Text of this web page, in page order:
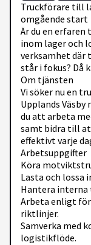
Truckförare till
omgående start
Är du en
inom lager och
verksamhet där
står i fokus? Då
Om tjänsten
Vi söker nu en
Upplands
du att arbeta
samt bidra till
effektivt varje
Arbetsuppgifter
Köra
Lasta och lossa
Hantera
Arbeta enligt
riktlinjer.
Samverka med
logistikflöde.